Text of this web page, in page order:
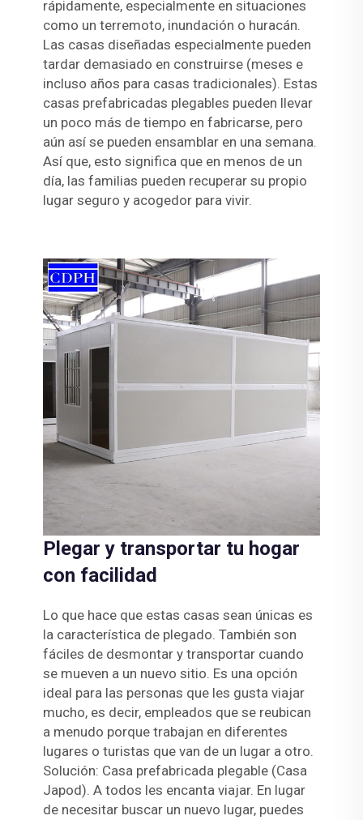
rápidamente, especialmente en situaciones
como un terremoto, inundación o huracán.
Las casas diseñadas especialmente pueden
tardar demasiado en construirse (meses e
incluso años para casas tradicionales). Estas
casas prefabricadas plegables pueden llevar
un poco más de tiempo en fabricarse, pero
aún así se pueden ensamblar en una semana.
Así que, esto significa que en menos de un
día, las familias pueden recuperar su propio
lugar seguro y acogedor para vivir.
Plegar y transportar tu hogar
con facilidad
Lo que hace que estas casas sean únicas es
la característica de plegado. También son
fáciles de desmontar y transportar cuando
se mueven a un nuevo sitio. Es una opción
ideal para las personas que les gusta viajar
mucho, es decir, empleados que se reubican
a menudo porque trabajan en diferentes
lugares o turistas que van de un lugar a otro.
Solución: Casa prefabricada plegable (Casa
Japod). A todos les encanta viajar. En lugar
de necesitar buscar un nuevo lugar, puedes